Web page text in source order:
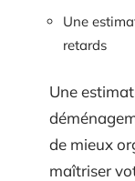
Une
retards
Une
de mieux
maîtriser